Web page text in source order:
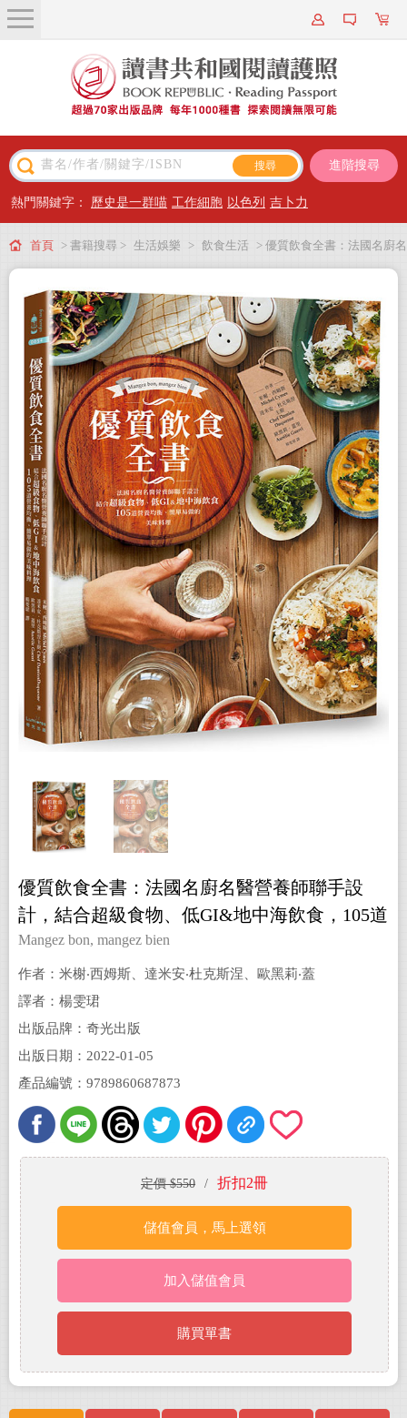
關於我們
近期新書
主題閱讀
出版專區
會員專屬
會員儲值方案
進階搜尋
熱門關鍵字： 歷史是一群喵 工作細胞 以色列 吉卜力
首頁 > 書籍搜尋 > 生活娛樂 > 飲食生活 > 優質飲食全書：法國名廚名
醫營養師聯手設計，結合超級食物、低GI&地中海飲食，105道營養均衡、簡單
易做的美味料理
優質飲食全書：法國名廚名醫營養師聯手設
計，結合超級食物、低GI&地中海飲食，105道
營養均衡、簡單易做的美味料理
Mangez bon, mangez bien
作者：米榭‧西姆斯、達米安‧杜克斯涅、歐黑莉‧蓋
里 (Michel Cymes & Damien Duquesne & Aurélie
Guerri)
譯者：楊雯珺
出版品牌：奇光出版
出版日期：2022-01-05
產品編號：9789860687873
定價 $550 / 折扣2冊
儲值會員，馬上選領
加入儲值會員
購買單書